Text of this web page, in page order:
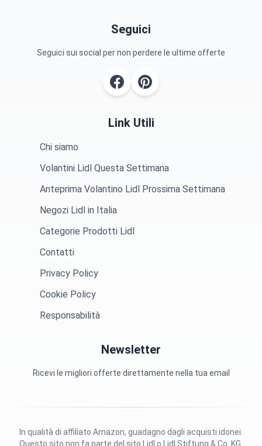
Seguici
Seguici sui social per non perdere le ultime offerte
Link Utili
Chi siamo
Volantini Lidl Questa Settimana
Anteprima Volantino Lidl Prossima Settimana
Negozi Lidl in Italia
Categorie Prodotti Lidl
Contatti
Privacy Policy
Cookie Policy
Responsabilità
Newsletter
Ricevi le migliori offerte direttamente nella tua email
Questo sito non fa parte del sito Lidl o Lidl Stiftung & Co. KG.
In qualità di affiliato Amazon, guadagno dagli acquisti idonei.